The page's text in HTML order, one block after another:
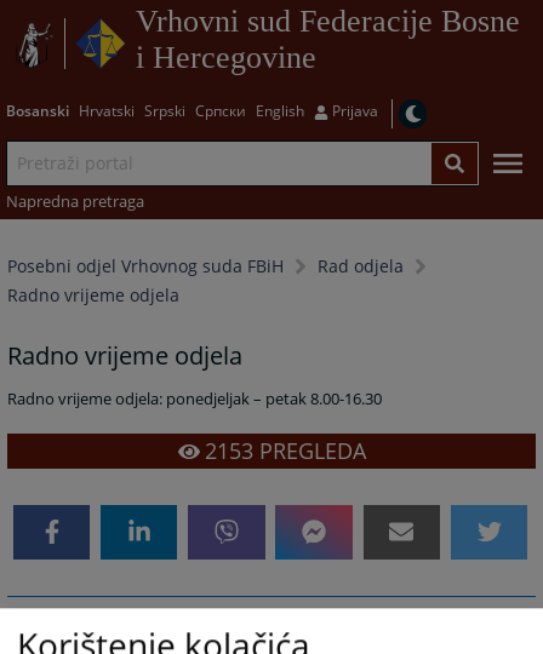
Vrhovni sud Federacije Bosne
i Hercegovine
Bosanski Hrvatski Srpski Српски English Prijava
Napredna pretraga
Posebni odjel Vrhovnog suda FBiH
Rad odjela
Radno vrijeme odjela
Radno vrijeme odjela
Radno vrijeme odjela: ponedjeljak – petak 8.00-16.30
2153PREGLEDA
Korištenje kolačića